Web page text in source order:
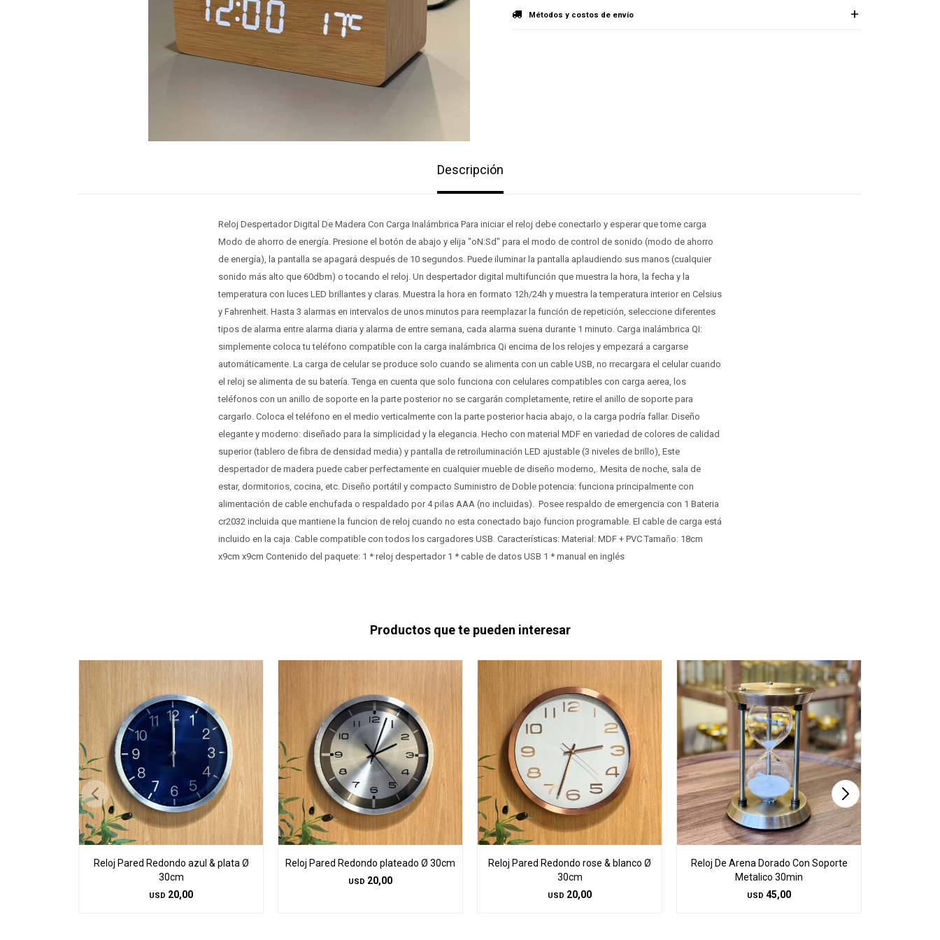
Métodos y costos de envío
Descripción
Reloj Despertador Digital De Madera Con Carga Inalámbrica Para iniciar el reloj debe conectarlo y esperar que tome carga
Modo de ahorro de energía. Presione el botón de abajo y elija "oN:Sd" para el modo de control de sonido (modo de ahorro
de energía), la pantalla se apagará después de 10 segundos. Puede iluminar la pantalla aplaudiendo sus manos (cualquier
sonido más alto que 60dbm) o tocando el reloj. Un despertador digital multifunción que muestra la hora, la fecha y la
temperatura con luces LED brillantes y claras. Muestra la hora en formato 12h/24h y muestra la temperatura interior en Celsius
y Fahrenheit. Hasta 3 alarmas en intervalos de unos minutos para reemplazar la función de repetición, seleccione diferentes
tipos de alarma entre alarma diaria y alarma de entre semana, cada alarma suena durante 1 minuto. Carga inalámbrica QI:
simplemente coloca tu teléfono compatible con la carga inalámbrica Qi encima de los relojes y empezará a cargarse
automáticamente. La carga de celular se produce solo cuando se alimenta con un cable USB, no rrecargara el celular cuando
el reloj se alimenta de su batería. Tenga en cuenta que solo funciona con celulares compatibles con carga aerea, los
teléfonos con un anillo de soporte en la parte posterior no se cargarán completamente, retire el anillo de soporte para
cargarlo. Coloca el teléfono en el medio verticalmente con la parte posterior hacia abajo, o la carga podría fallar. Diseño
elegante y moderno: diseñado para la simplicidad y la elegancia. Hecho con material MDF en variedad de colores de calidad
superior (tablero de fibra de densidad media) y pantalla de retroiluminación LED ajustable (3 niveles de brillo), Este
despertador de madera puede caber perfectamente en cualquier mueble de diseño moderno,. Mesita de noche, sala de
estar, dormitorios, cocina, etc. Diseño portátil y compacto Suministro de Doble potencia: funciona principalmente con
alimentación de cable enchufada o respaldado por 4 pilas AAA (no incluidas). Posee respaldo de emergencia con 1 Bateria
cr2032 incluida que mantiene la funcion de reloj cuando no esta conectado bajo funcion programable. El cable de carga está
incluido en la caja. Cable compatible con todos los cargadores USB. Características: Material: MDF + PVC Tamaño: 18cm
x9cm x9cm Contenido del paquete: 1 * reloj despertador 1 * cable de datos USB 1 * manual en inglés
Productos que te pueden interesar
Reloj Pared Redondo azul & plata Ø
30cm
USD 20,00
Reloj Pared Redondo plateado Ø 30cm
USD 20,00
Reloj Pared Redondo rose & blanco Ø
30cm
USD 20,00
Reloj De Arena Dorado Con Soporte
Metalico 30min
USD 45,00